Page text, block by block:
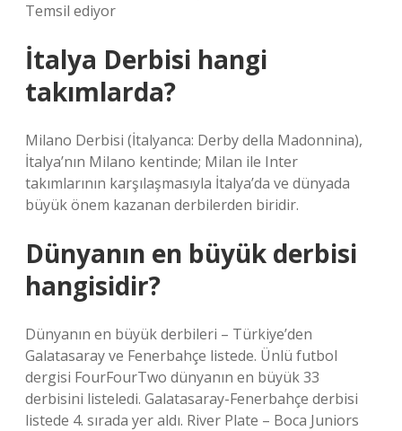
Temsil ediyor
İtalya Derbisi hangi
takımlarda?
Milano Derbisi (İtalyanca: Derby della Madonnina),
İtalya’nın Milano kentinde; Milan ile Inter
takımlarının karşılaşmasıyla İtalya’da ve dünyada
büyük önem kazanan derbilerden biridir.
Dünyanın en büyük derbisi
hangisidir?
Dünyanın en büyük derbileri – Türkiye’den
Galatasaray ve Fenerbahçe listede. Ünlü futbol
dergisi FourFourTwo dünyanın en büyük 33
derbisini listeledi. Galatasaray-Fenerbahçe derbisi
listede 4. sırada yer aldı. River Plate – Boca Juniors